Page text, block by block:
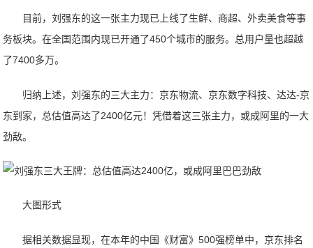
目前，刘强东的这一张主力现已上线了生鲜、商超、外卖美食等事
务板块。在全国范围内现已开通了450个城市的服务。总用户量也超越
了7400多万。
归纳上述，刘强东的三大主力：京东物流、京东数字科技、达达-京
东到家，总估值高达了2400亿元！凭借着这三张主力，或成阿里的一大
劲敌。
大图形式
据相关数据显现，在本年的中国《财富》500强榜单中，京东排名